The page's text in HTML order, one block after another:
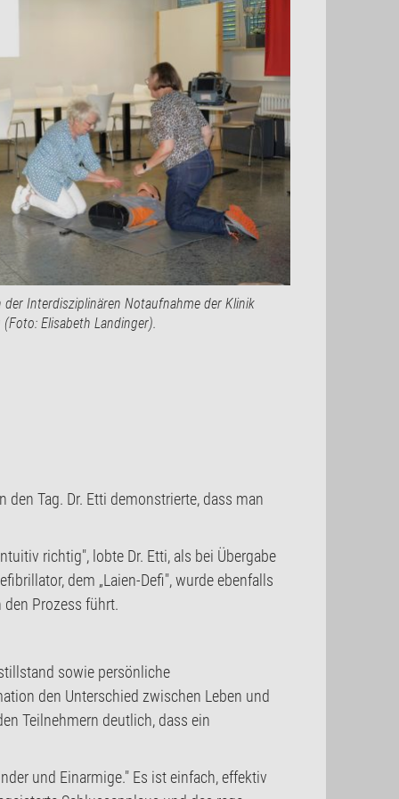
Interdisziplinären Notaufnahme der Klinik
Elisabeth Landinger).
Tag. Dr. Etti demonstrierte, dass man
richtig", lobte Dr. Etti, als bei Übergabe
dem „Laien-Defi", wurde ebenfalls
Prozess führt.
sowie persönliche
den Unterschied zwischen Leben und
Teilnehmern deutlich, dass ein
und Einarmige." Es ist einfach, effektiv